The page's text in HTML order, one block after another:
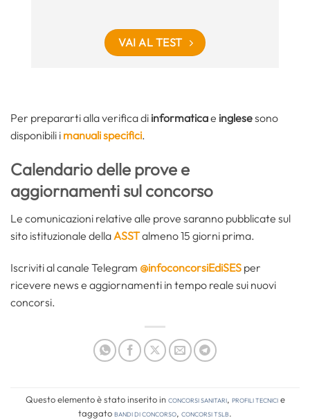
VAI AL TEST
Per prepararti alla verifica di informaticae inglesesono
disponibili i manuali specifici.
Calendario delle prove e
aggiornamenti sul concorso
Le comunicazioni relative alle prove saranno pubblicate sul
sito istituzionale dellaASSTalmeno 15 giorni prima.
Iscriviti al canale Telegram @infoconcorsiEdiSES per
ricevere news e aggiornamenti in tempo reale sui nuovi
concorsi.
Questo elemento è stato inserito inConcorsi Sanitari, Profili tecnicie
taggatobandi di concorso, concorsi tslb.